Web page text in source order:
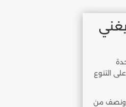
التنوع
ونصف من